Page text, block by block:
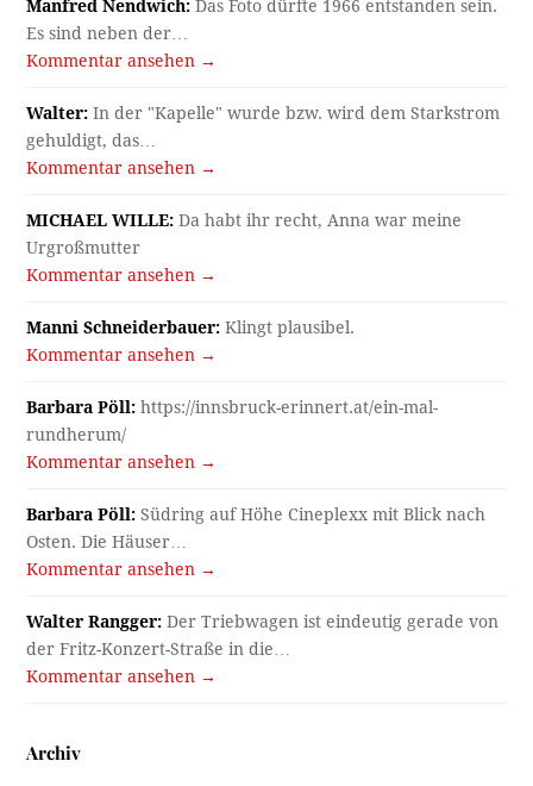
Manfred Nendwich: Das Foto dürfte 1966 entstanden sein.
Es sind neben der…
Kommentar ansehen →
Walter: In der "Kapelle" wurde bzw. wird dem Starkstrom
gehuldigt, das…
Kommentar ansehen →
MICHAEL WILLE: Da habt ihr recht, Anna war meine
Urgroßmutter
Kommentar ansehen →
Manni Schneiderbauer: Klingt plausibel.
Kommentar ansehen →
Barbara Pöll: https://innsbruck-erinnert.at/ein-mal-
rundherum/
Kommentar ansehen →
Barbara Pöll: Südring auf Höhe Cineplexx mit Blick nach
Osten. Die Häuser…
Kommentar ansehen →
Walter Rangger: Der Triebwagen ist eindeutig gerade von
der Fritz-Konzert-Straße in die…
Kommentar ansehen →
Archiv